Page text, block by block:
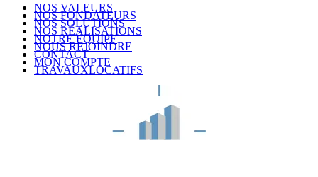
NOS VALEURS
NOS FONDATEURS
NOS SOLUTIONS
NOS RÉALISATIONS
NOTRE ÉQUIPE
NOUS REJOINDRE
CONTACT
MON COMPTE
TRAVAUXLOCATIFS